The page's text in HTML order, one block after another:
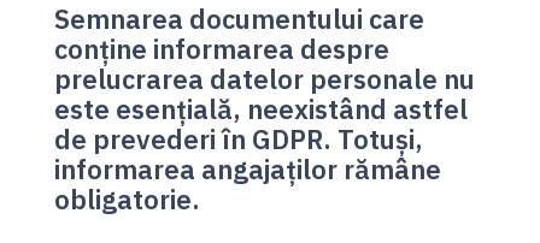
Semnarea documentului care
conține informarea despre
prelucrarea datelor personale nu
este esențială, neexistând astfel
de prevederi în GDPR. Totuși,
informarea angajaților rămâne
obligatorie.